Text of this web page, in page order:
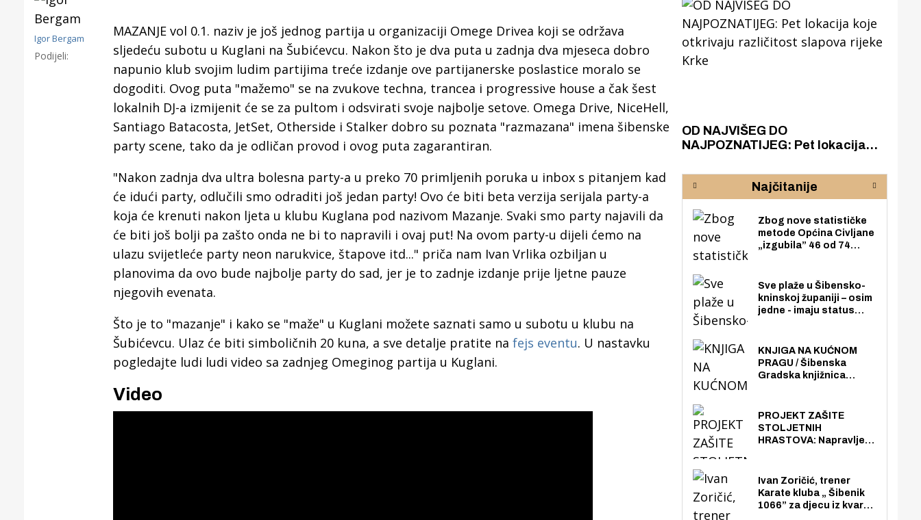
Igor Bergam
Podijeli:
MAZANJE vol 0.1. naziv je još jednog partija u organizaciji Omege Drivea koji se održava
sljedeću subotu u Kuglani na Šubićevcu. Nakon što je dva puta u zadnja dva mjeseca dobro
napunio klub svojim ludim partijima treće izdanje ove partijanerske poslastice moralo se
dogoditi. Ovog puta "mažemo" se na zvukove techna, trancea i progressive house a čak šest
lokalnih DJ-a izmijenit će se za pultom i odsvirati svoje najbolje setove. Omega Drive, NiceHell,
Santiago Batacosta, JetSet, Otherside i Stalker dobro su poznata "razmazana" imena šibenske
party scene, tako da je odličan provod i ovog puta zagarantiran.
"Nakon zadnja dva ultra bolesna party-a u preko 70 primljenih poruka u inbox s pitanjem kad
će idući party, odlučili smo odraditi još jedan party! Ovo će biti beta verzija serijala party-a
koja će krenuti nakon ljeta u klubu Kuglana pod nazivom Mazanje. Svaki smo party najavili da
će biti još bolji pa zašto onda ne bi to napravili i ovaj put! Na ovom party-u dijeli ćemo na
ulazu svijetleće party neon narukvice, štapove itd..." priča nam Ivan Vrlika ozbiljan u
planovima da ovo bude najbolje party do sad, jer je to zadnje izdanje prije ljetne pauze
njegovih evenata.
Što je to "mazanje" i kako se "maže" u Kuglani možete saznati samo u subotu u klubu na
Šubićevcu. Ulaz će biti simboličnih 20 kuna, a sve detalje pratite na fejs eventu. U nastavku
pogledajte ludi ludi video sa zadnjeg Omeginog partija u Kuglani.
Video
Gornji tok Krke iz prve ruke -
Otkrijte hostel Titius u
Puljanima
Šibenik spreman za dolazak
električnih autobusa: izgrađeno
OD NAJVIŠEG DO
NAJPOZNATIJEG: Pet lokacija
rijeke Krke
Najčitanije
Zbog nove statističke
metode Općina Civljane
„izgubila” 46 od 74
nego radno sposobnih
osoba među svojih 170
stanovnika.
Sve plaže u Šibensko-
kninskoj županiji – osim
jedne - imaju status
općoj upotrebi. Pristup
je slobodan i besplatan
za sve građane i
KNJIGA NA KUĆNOM
PRAGU / Šibenska
Gradska knjižnica
knjiga na kućnu adresu
električnim biciklom.
PROJEKT ZAŠITE
STOLJETNIH
HRASTOVA: Napravljen
Zmajevac
Ivan Zoričić, trener
Karate kluba „ Šibenik
1066” za djecu iz kvarta